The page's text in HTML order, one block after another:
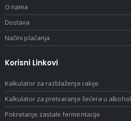
O nama
Dostava
Načini plaćanja
Korisni Linkovi
Kalkulator za razblaženje rakije
Kalkulator za pretvaranje šećera u alkohol
Pokretanje zastale fermentacije